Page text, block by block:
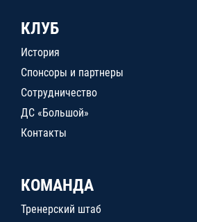
КЛУБ
История
Спонсоры и партнеры
Сотрудничество
ДС «Большой»
Контакты
КОМАНДА
Тренерский штаб